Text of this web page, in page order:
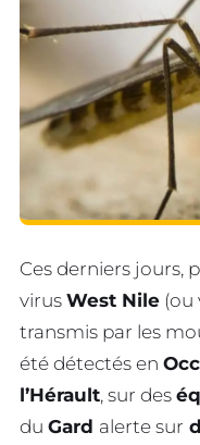
Ces derniers jours,
virus West Nile (ou
transmis par les
été détectés en
l’Hérault, sur des
du Gard alerte sur